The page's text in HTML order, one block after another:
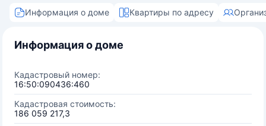
Информация о доме Квартиры по адресу
Информация о доме
Кадастровый номер:
16:50:090436:460
Кадастровая стоимость:
186 059 217,3